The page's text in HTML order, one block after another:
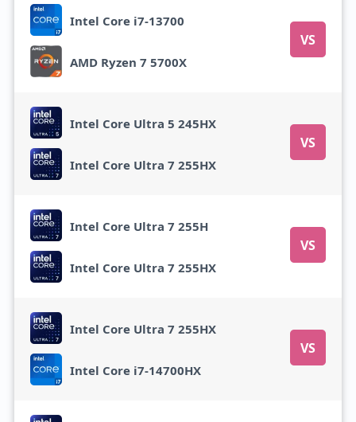
Intel Core i7-13700
VS
AMD Ryzen 7 5700X
Intel Core Ultra 5 245HX
VS
Intel Core Ultra 7 255HX
Intel Core Ultra 7 255H
VS
Intel Core Ultra 7 255HX
Intel Core Ultra 7 255HX
VS
Intel Core i7-14700HX